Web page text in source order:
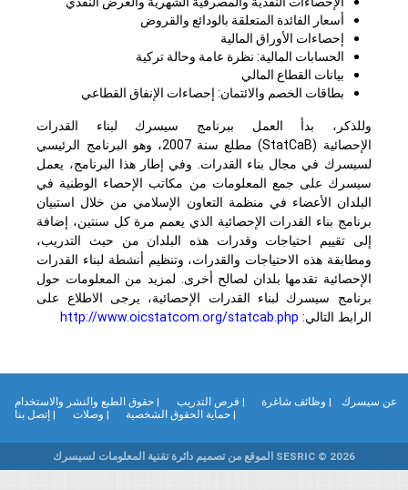
أسعار الفائدة المتعلقة بالودائع والقروض
إحصاءات الأوراق المالية
الحسابات المالية: نظرة عامة وحالة تركية
بيانات القطاع المالي
بطاقات الخصم والائتمان: إحصاءات الإنفاق القطاعي
وللذكر، بدأ العمل ببرنامج سيسرك لبناء القدرات
الإحصائية(StatCaB)
مطلع سنة 2007، وهو البرنامج الرئيسي
لسيسرك في مجال بناء القدرات. وفي إطار هذا البرنامج، يعمل
سيسرك على جمع المعلومات من مكاتب الإحصاء الوطنية في
البلدان الأعضاء في منظمة التعاون الإسلامي من خلال استبيان
برنامج بناء القدرات الإحصائية الذي يعمم مرة كل سنتين، إضافة
إلى تقييم احتياجات وقدرات هذه البلدان من حيث التدريب،
ومطابقة هذه الاحتياجات والقدرات، وتنظيم أنشطة لبناء القدرات
الإحصائية تقدمها بلدان لصالح أخرى. لمزيد من المعلومات حول
برنامج سيسرك لبناء القدرات الإحصائية، يرجى الاطلاع على
الرابط التالي:http://www.oicstatcom.org/statcab.php
سيسرك | وظائف شاغرة | فرص التدريب
| حقوق الطبع والنشر والاستخدام
| حماية الحقوق الشخصية
| وصلات | إتصل بنا
SESRIC © 2026 الموقع من تصميم دائرة تقنية المعلومات لسيسرك